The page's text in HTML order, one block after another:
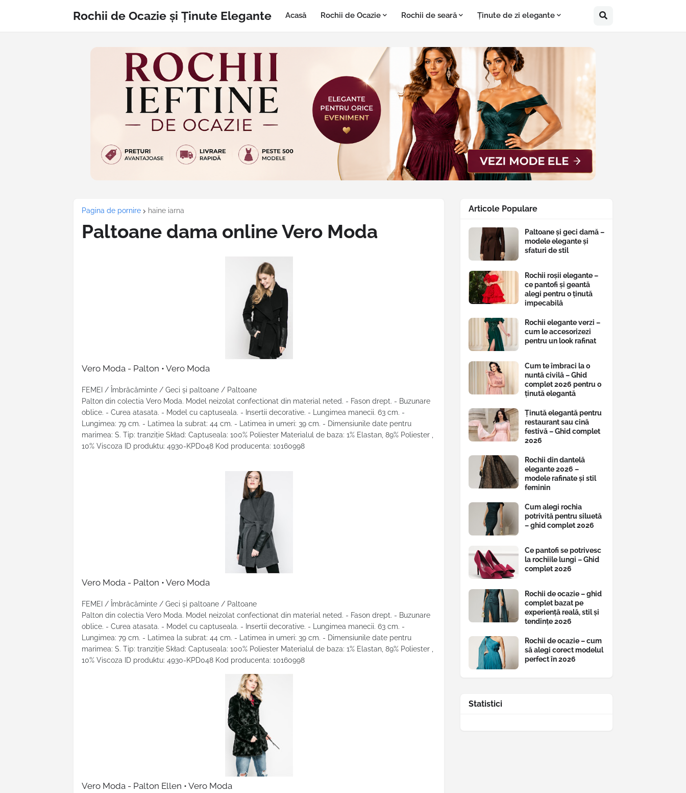
Rochii de Ocazie și Ținute Elegante Acasă Rochii de Ocazie Rochii de seară Ținute de zi elegante
Pagina de pornire haine iarna
Paltoane dama online Vero Moda
Vero Moda - Palton • Vero Moda
FEMEI / Îmbrăcăminte / Geci şi paltoane / Paltoane
Palton din colectia Vero Moda. Model neizolat confectionat din material neted. - Fason drept. - Buzunare
oblice. - Curea atasata. - Model cu captuseala. - Insertii decorative. - Lungimea manecii. 63 cm. -
Lungimea: 79 cm. - Latimea la subrat: 44 cm. - Latimea in umeri: 39 cm. - Dimensiunile date pentru
marimea: S. Tip: tranziţie Skład: Captuseala: 100% Poliester Materialul de baza: 1% Elastan, 89% Poliester ,
10% Viscoza ID produktu: 4930-KPD048 Kod producenta: 10160998
Vero Moda - Palton • Vero Moda
FEMEI / Îmbrăcăminte / Geci şi paltoane / Paltoane
Palton din colectia Vero Moda. Model neizolat confectionat din material neted. - Fason drept. - Buzunare
oblice. - Curea atasata. - Model cu captuseala. - Insertii decorative. - Lungimea manecii. 63 cm. -
Lungimea: 79 cm. - Latimea la subrat: 44 cm. - Latimea in umeri: 39 cm. - Dimensiunile date pentru
marimea: S. Tip: tranziţie Skład: Captuseala: 100% Poliester Materialul de baza: 1% Elastan, 89% Poliester ,
10% Viscoza ID produktu: 4930-KPD048 Kod producenta: 10160998
Vero Moda - Palton Ellen • Vero Moda
Articole Populare
Paltoane și geci damă –
modele elegante și
sfaturi de stil
Rochii roșii elegante –
ce pantofi și geantă
alegi pentru o ținută
impecabilă
Rochii elegante verzi –
cum le accesorizezi
pentru un look rafinat
Cum te îmbraci la o
nuntă civilă – Ghid
complet 2026 pentru o
ținută elegantă
Ținută elegantă pentru
restaurant sau cină
festivă – Ghid complet
2026
Rochii din dantelă
elegante 2026 –
modele rafinate și stil
feminin
Cum alegi rochia
potrivită pentru siluetă
– ghid complet 2026
Ce pantofi se potrivesc
la rochiile lungi – Ghid
complet 2026
Rochii de ocazie – ghid
complet bazat pe
experiență reală, stil și
tendințe 2026
Rochii de ocazie – cum
să alegi corect modelul
perfect în 2026
Statistici